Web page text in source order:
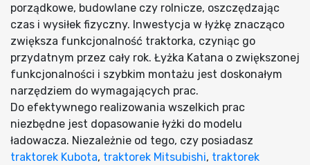
porządkowe, budowlane czy rolnicze, oszczędzając
czas i wysiłek fizyczny. Inwestycja w łyżkę znacząco
zwiększa funkcjonalność traktorka, czyniąc go
przydatnym przez cały rok. Łyżka Katana o zwiększonej
funkcjonalności i szybkim montażu jest doskonałym
narzędziem do wymagających prac.
Do efektywnego realizowania wszelkich prac
niezbędne jest dopasowanie łyżki do modelu
ładowacza. Niezależnie od tego, czy posiadasz
traktorek Kubota, traktorek Mitsubishi, traktorek